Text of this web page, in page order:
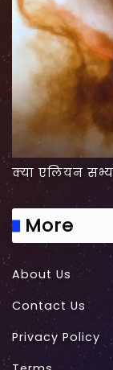
क्या एलियन
More
About Us
Contact Us
Privacy Policy